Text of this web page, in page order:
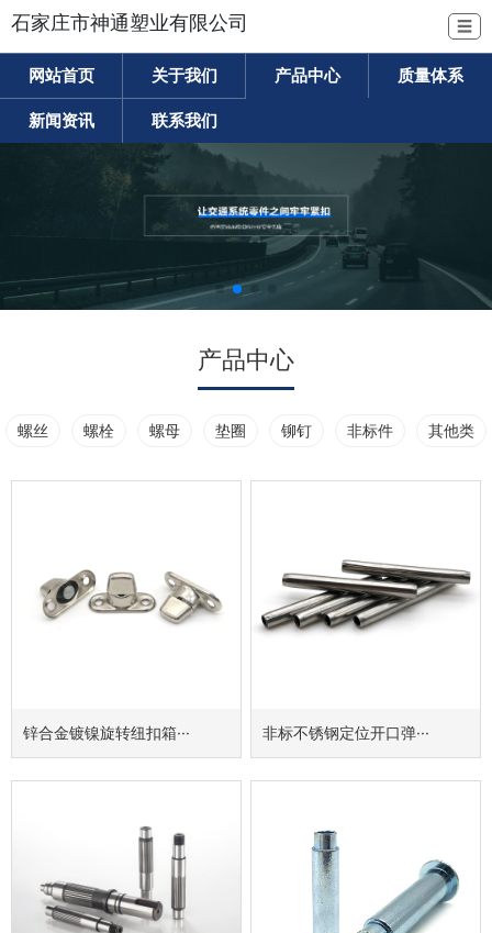
石家庄市神通塑业有限公司 ☰
网站首页 关于我们 产品中心 质量体系
新闻资讯 联系我们
产品中心
螺丝 螺栓 螺母 垫圈 铆钉 非标件 其他类
锌合金镀镍旋转纽扣箱··· 非标不锈钢定位开口弹···